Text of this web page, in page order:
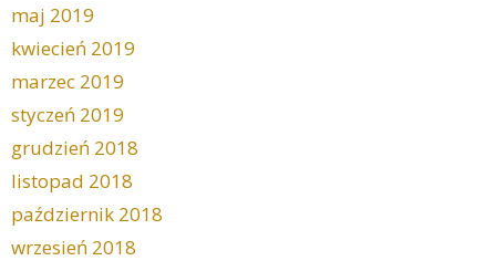
maj 2019
kwiecień 2019
marzec 2019
styczeń 2019
grudzień 2018
listopad 2018
październik 2018
wrzesień 2018